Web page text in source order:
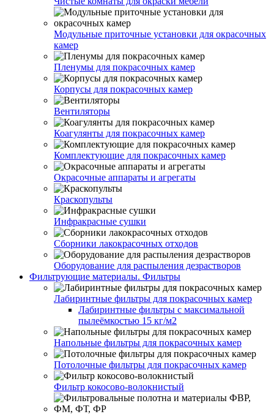
Модульные приточные установки для окрасочных
камер
Пленумы для покрасочных камер
Корпусы для покрасочных камер
Вентиляторы
Коагулянты для покрасочных камер
Комплектующие для покрасочных камер
Окрасочные аппараты и агрегаты
Краскопульты
Инфракрасные сушки
Сборники лакокрасочных отходов
Оборудование для распыления дезрастворов
Фильтрующие материалы. Фильтры
Лабиринтные фильтры для покрасочных камер
Лабиринтные фильтры с максимальной
пылеёмкостью 15 кг/м2
Напольные фильтры для покрасочных камер
Потолочные фильтры для покрасочных камер
Фильтр кокосово-волокнистый